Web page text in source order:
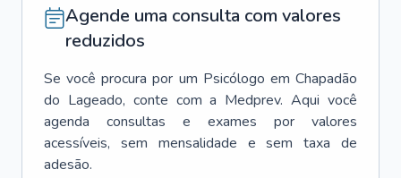
Agende uma consulta com valores
reduzidos
Se você procura por um Psicólogo em Chapadão
do Lageado, conte com a Medprev. Aqui você
agenda consultas e exames por valores
acessíveis, sem mensalidade e sem taxa de
adesão.